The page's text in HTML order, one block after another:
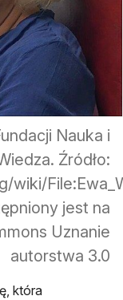
Nauka i
Źródło:
wiki/
jest na
Uznanie
autorstwa 3.0
która